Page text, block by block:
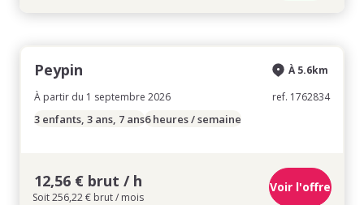
Peypin
À partir du 1 septembre 2026
À 5.6km
ref. 1762834
3 enfants, 3 ans, 7 ans6 heures / semaine
12,56 € brut / h
Soit 256,22 € brut / mois
Voir l'offre